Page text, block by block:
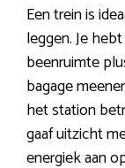
Een trein is
leggen. Je
beenruimte
bagage
het station
gaaf uitzicht
energiek aan